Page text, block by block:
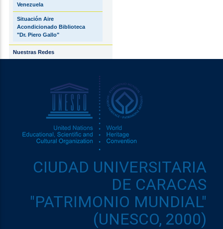
Venezuela
Situación Aire
Acondicionado Biblioteca
"Dr. Piero Gallo"
Nuestras Redes
CIUDAD UNIVERSITARIA
DE CARACAS
"PATRIMONIO MUNDIAL"
(UNESCO, 2000)